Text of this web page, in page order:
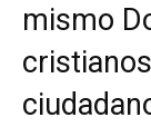
mismo